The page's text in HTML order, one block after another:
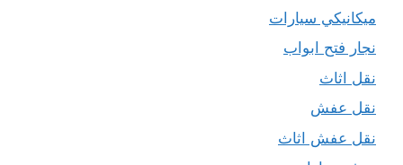
ميكانيكي سيارات
نجار فتح ابواب
نقل اثاث
نقل عفش
نقل عفش اثاث